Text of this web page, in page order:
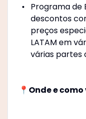
Programa de
descontos
preços
LATAM em
várias partes
📍Onde e